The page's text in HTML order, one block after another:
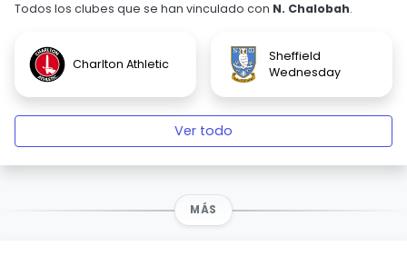
Todos los clubes que se han vinculado con N. Chalobah.
Charlton Athletic
Sheffield
Wednesday
Ver todo
MÁS